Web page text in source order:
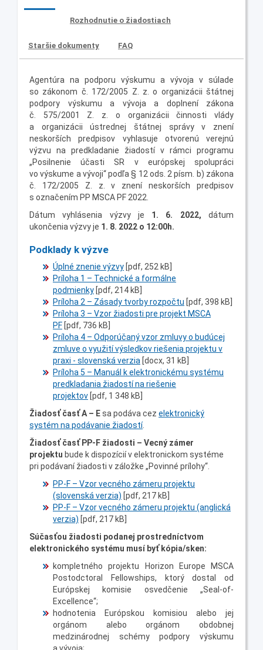
Rozhodnutie o žiadostiach
Staršie dokumenty FAQ
Agentúra na podporu výskumu a vývoja v súlade
so zákonom č. 172/2005 Z. z. o organizácii štátnej
podpory výskumu a vývoja a doplnení zákona
č. 575/2001 Z. z. o organizácii činnosti vlády
a organizácii ústrednej štátnej správy v znení
neskorších predpisov vyhlasuje otvorenú verejnú
výzvu na predkladanie žiadostí v rámci programu
„Posilnenie účasti SR v európskej spolupráci
vo výskume a vývoji“ podľa § 12 ods. 2 písm. b) zákona
č. 172/2005 Z. z. v znení neskorších predpisov
s označením PP MSCA PF 2022.
Dátum vyhlásenia výzvy je 1. 6. 2022,
dátum
ukončenia výzvy je 1. 8. 2022 o 12:00h.
Podklady k výzve
Úplné znenie výzvy [pdf, 252 kB]
Príloha 1 – Technické a formálne
podmienky [pdf, 214 kB]
Príloha 2 – Zásady tvorby rozpočtu [pdf, 398 kB]
Príloha 3 – Vzor žiadosti pre projekt MSCA
PF [pdf, 736 kB]
Príloha 4 – Odporúčaný vzor zmluvy o budúcej
zmluve o využití výsledkov riešenia projektu v
praxi - slovenská verzia [docx, 31 kB]
Príloha 5 – Manuál k elektronickému systému
predkladania žiadostí na riešenie
projektov [pdf, 1 348 kB]
Žiadosť časť A – Esa podáva cez elektronický
systém na podávanie žiadostí.
Žiadosť časť PP-F žiadosti – Vecný zámer
projektu bude k dispozícií v elektronickom systéme
pri podávaní žiadosti v záložke „Povinné prílohy“.
PP-F – Vzor vecného zámeru projektu
(slovenská verzia) [pdf, 217 kB]
PP-F – Vzor vecného zámeru projektu (anglická
verzia) [pdf, 217 kB]
Súčasťou žiadosti podanej prostredníctvom
elektronického systému musí byť kópia/sken:
kompletného projektu Horizon Europe MSCA
Postodctoral Fellowships, ktorý dostal od
Európskej komisie osvedčenie „Seal-of-
Excellence“;
hodnotenia Európskou komisiou alebo jej
orgánom alebo orgánom obdobnej
medzinárodnej schémy podpory výskumu